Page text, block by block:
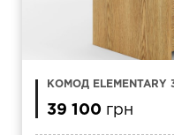
КОМОД
39 100 грн